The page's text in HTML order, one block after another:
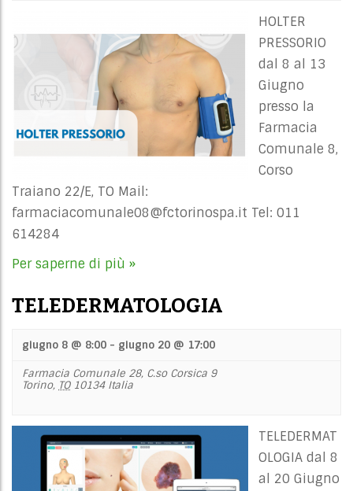
HOLTER
PRESSORIO
dal 8 al 13
Giugno
presso la
Farmacia
Comunale 8,
Corso
Traiano 22/E, TO Mail:
farmaciacomunale08@fctorinospa.it Tel: 011
614284
Per saperne di più »
TELEDERMATOLOGIA
giugno 8 @ 8:00 - giugno 20 @ 17:00
Farmacia Comunale 28, C.so Corsica 9
Torino, TO 10134 Italia
TELEDERMAT
OLOGIA dal 8
al 20 Giugno